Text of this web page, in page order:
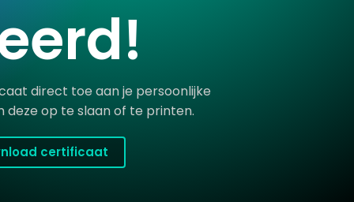
direct toe aan je persoonlijke
deze op te slaan of te printen.
certificaat